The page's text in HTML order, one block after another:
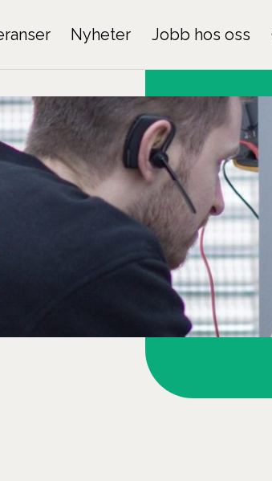
Nyheter Jobb hos oss